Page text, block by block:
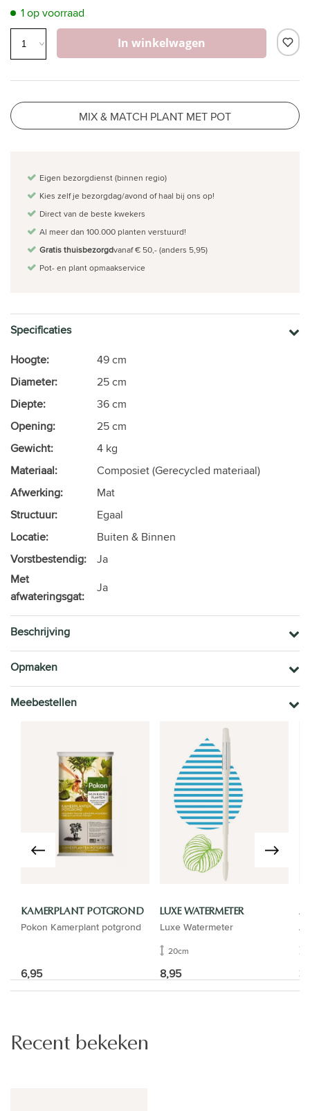
1 op voorraad
In winkelwagen
MIX & MATCH PLANT MET POT
Eigen bezorgdienst (binnen regio)
Kies zelf je bezorgdag/avond of haal bij ons op!
Direct van de beste kwekers
Al meer dan 100.000 planten verstuurd!
Gratis thuisbezorgdvanaf € 50,- (anders 5,95)
Pot- en plant opmaakservice
Specificaties
Hoogte:
49 cm
Diameter:
25 cm
Diepte:
36 cm
Opening:
25 cm
Gewicht:
4 kg
Materiaal:
Composiet (Gerecycled materiaal)
Afwerking:
Mat
Structuur:
Egaal
Locatie:
Buiten & Binnen
Vorstbestendig:
Ja
Met
afwateringsgat:
Ja
Beschrijving
Opmaken
Meebestellen
KAMERPLANT POTGROND
Pokon Kamerplant potgrond
6,95
LUXE WATERMETER
Luxe Watermeter
20cm
8,95
Recent bekeken